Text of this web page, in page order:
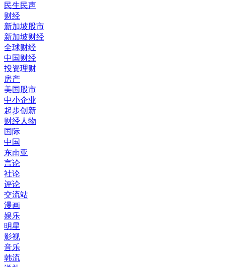
民生民声
财经
新加坡股市
新加坡财经
全球财经
中国财经
投资理财
房产
美国股市
中小企业
起步创新
财经人物
国际
中国
东南亚
言论
社论
评论
交流站
漫画
娱乐
明星
影视
音乐
韩流